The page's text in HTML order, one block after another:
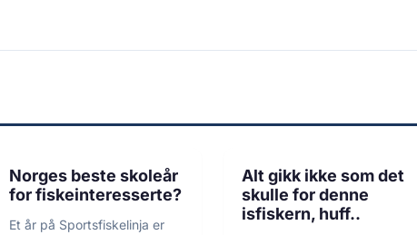
FISKE
3 min lesetid
Norges beste skoleår
for fiskeinteresserte?
Et år på Sportsfiskelinja er
HUMOR
1 min lesetid
Alt gikk ikke som det
skulle for denne
isfiskern, huff..